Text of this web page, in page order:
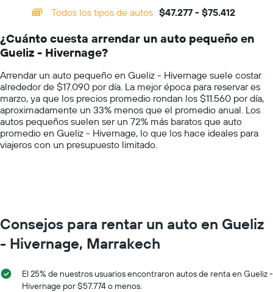
renta
categories.
categories.
The
has
1
Y
axis
displaying
values.
Range:
Todos los tipos de autos $47.277 - $75.412
¿Cuánto cuesta arrendar un auto pequeño en
Gueliz - Hivernage?
Arrendar un auto pequeño en Gueliz - Hivernage suele costar
alrededor de $17.090 por día. La mejor época para reservar es
marzo, ya que los precios promedio rondan los $11.560 por día,
aproximadamente un 33% menos que el promedio anual. Los
autos pequeños suelen ser un 72% más baratos que auto
promedio en Gueliz - Hivernage, lo que los hace ideales para
viajeros con un presupuesto limitado.
Consejos para rentar un auto en Gueliz
- Hivernage, Marrakech
El 25% de nuestros usuarios encontraron autos de renta en Gueliz -
Hivernage por $57.774 o menos.